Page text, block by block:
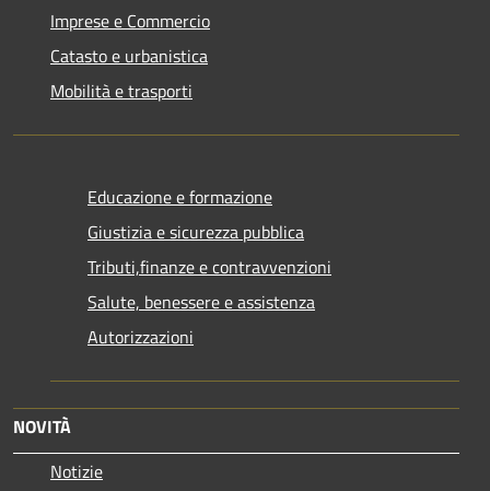
Imprese e Commercio
Catasto e urbanistica
Mobilità e trasporti
Educazione e formazione
Giustizia e sicurezza pubblica
Tributi,finanze e contravvenzioni
Salute, benessere e assistenza
Autorizzazioni
NOVITÀ
Notizie